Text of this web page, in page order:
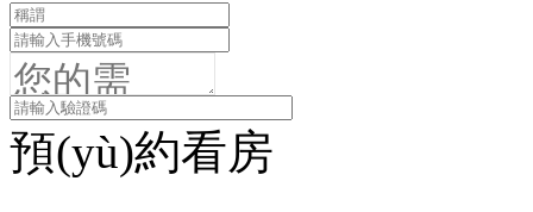
預(yù)約看房